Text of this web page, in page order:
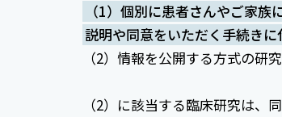
（1）個別に患者さんやご家
説明や同意をいただく手続き
（2）情報を公開する方式の研
（2）に該当する臨床研究は、